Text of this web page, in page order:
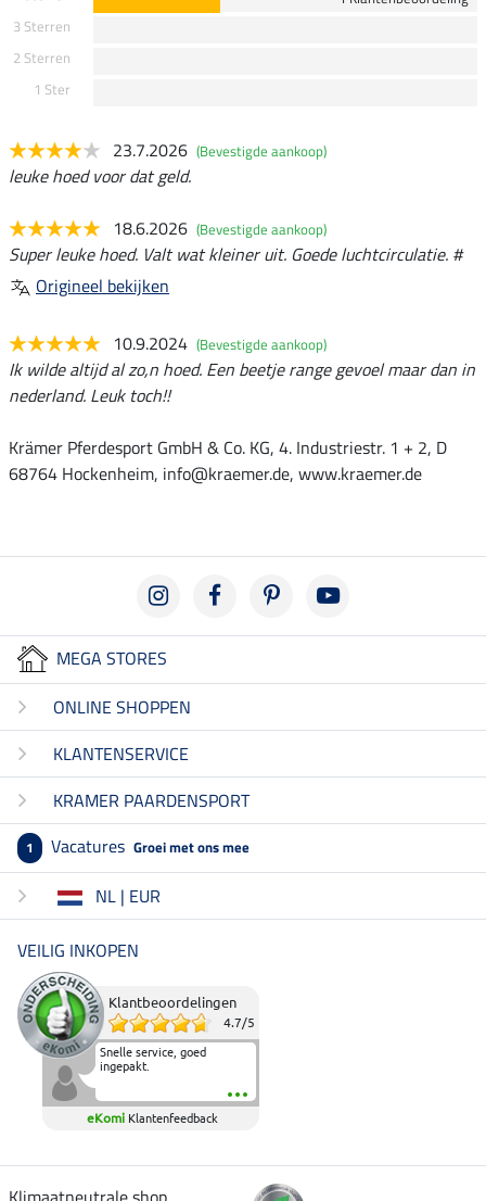
3 Sterren
2 Sterren
1 Ster
23.7.2026 (Bevestigde aankoop)
leuke hoed voor dat geld.
18.6.2026 (Bevestigde aankoop)
Super leuke hoed. Valt wat kleiner uit. Goede luchtcirculatie. #
Origineel bekijken
10.9.2024 (Bevestigde aankoop)
Ik wilde altijd al zo,n hoed. Een beetje range gevoel maar dan in
nederland. Leuk toch!!
Krämer Pferdesport GmbH & Co. KG, 4. Industriestr. 1 + 2, D
68764 Hockenheim, info@kraemer.de, www.kraemer.de
MEGA STORES
ONLINE SHOPPEN
KLANTENSERVICE
KRAMER PAARDENSPORT
1 Vacatures Groei met ons mee
NL | EUR
VEILIG INKOPEN
Klantbeoordelingen
4.7/5
Snelle service, goed
ingepakt.
eKomi Klantenfeedback